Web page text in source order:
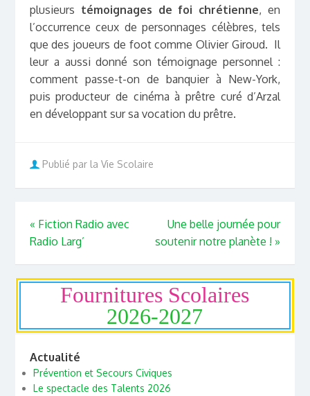
plusieurs témoignages de foi chrétienne, en
l’occurrence ceux de personnages célèbres, tels
que des joueurs de foot comme Olivier Giroud. Il
leur a aussi donné son témoignage personnel :
comment passe-t-on de banquier à New-York,
puis producteur de cinéma à prêtre curé d’Arzal
en développant sur sa vocation du prêtre.
Publié par la Vie Scolaire
« Fiction Radio avec
Radio Larg’
Une belle journée pour
soutenir notre planète ! »
Fournitures Scolaires
2026-2027
Actualité
Prévention et Secours Civiques
Le spectacle des Talents 2026